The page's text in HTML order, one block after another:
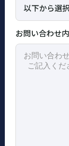
お問い合わせ